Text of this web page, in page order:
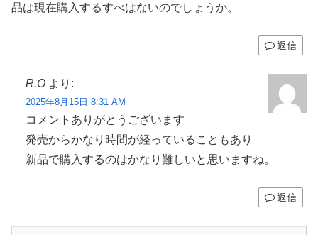
品は現在購入するすべはないのでしょうか。
返信
R.O より:
2025年8月15日 8:31 AM
コメントありがとうございます
発売からかなり時間が経っていることもあり
新品で購入するのはかなり難しいと思いますね。
返信